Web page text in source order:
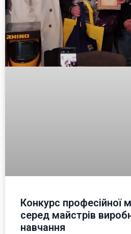
Конкурс професійної
серед майстрів
навчання